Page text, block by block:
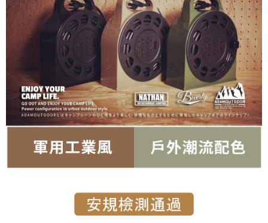
５．嚴禁一人註冊多個帳號或使用他人資訊註冊。若發現惡意使用之情形，
恩沛科技股份有限公司將有權停止該用戶之使用額度並採取法律行動。